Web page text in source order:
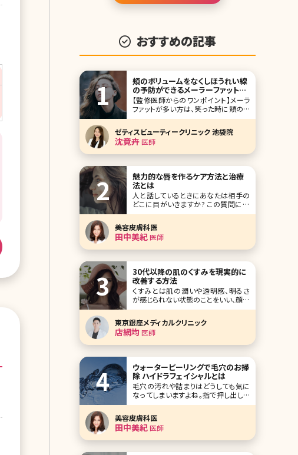
おすすめの記事
頬のボリュームをなくしほうれい線
の予防ができるメーラーファット除
去について
【監修医師からのワンポイント】メーラ
ファットが多い方は、笑った時に頬のふ
くらみが目立ち、顔が大きく見えてしま
うことがあります。メーラーファットはダ
イエットでも落としにくい脂肪です。 メ
ーラーファット除去は無理なダイエット
をせずに、すっきりとしたお顔立ちにな
と逆に
ゼティスビューティークリニック 池袋院
沈竟卉医師
魅力的な唇を作るケア方法と治療
法とは
人と話しているときにあなたは相手の
どこに目がいきますか? この質問に対
して、多くの人が目元と口元と答えるそ
うです。そして目元と口元の印象で相手
が若々しく見えるのか、それとも老けて
いるように見えるのかを感じとるようで
す。 それなのにもかかわらず、顔のスキ
美容皮膚科医
田中美紀医師
30代以降の肌のくすみを現実的に
改善する方法
くすみとは肌の潤いや透明感、明るさ
が感じられない状態のことをいい、顔全
体にできることが多いです。肌荒れのよ
うに分かりやすい症状が出ることがな
く、自分の肌がくすんでいると気づか
ず、症状が慢性化してしまうケースもあ
ります。 くすみにはさまざまなタイプが
東京銀座メディカルクリニック
店網均医師
ウォーターピーリングで毛穴のお掃
除 ハイドラフェイシャルとは
毛穴の汚れや詰まりはどうしても気に
なってしまいますよね。指で押し出した
り、毛穴用の粘着シートなどの自己処
理で無理に毛穴詰まりを解消しようと
するとお肌を傷つけてしまったり、負荷
がかかることによって毛穴が広がって
しまい目立ってしまうなどトラブルの原
美容皮膚科医
田中美紀医師